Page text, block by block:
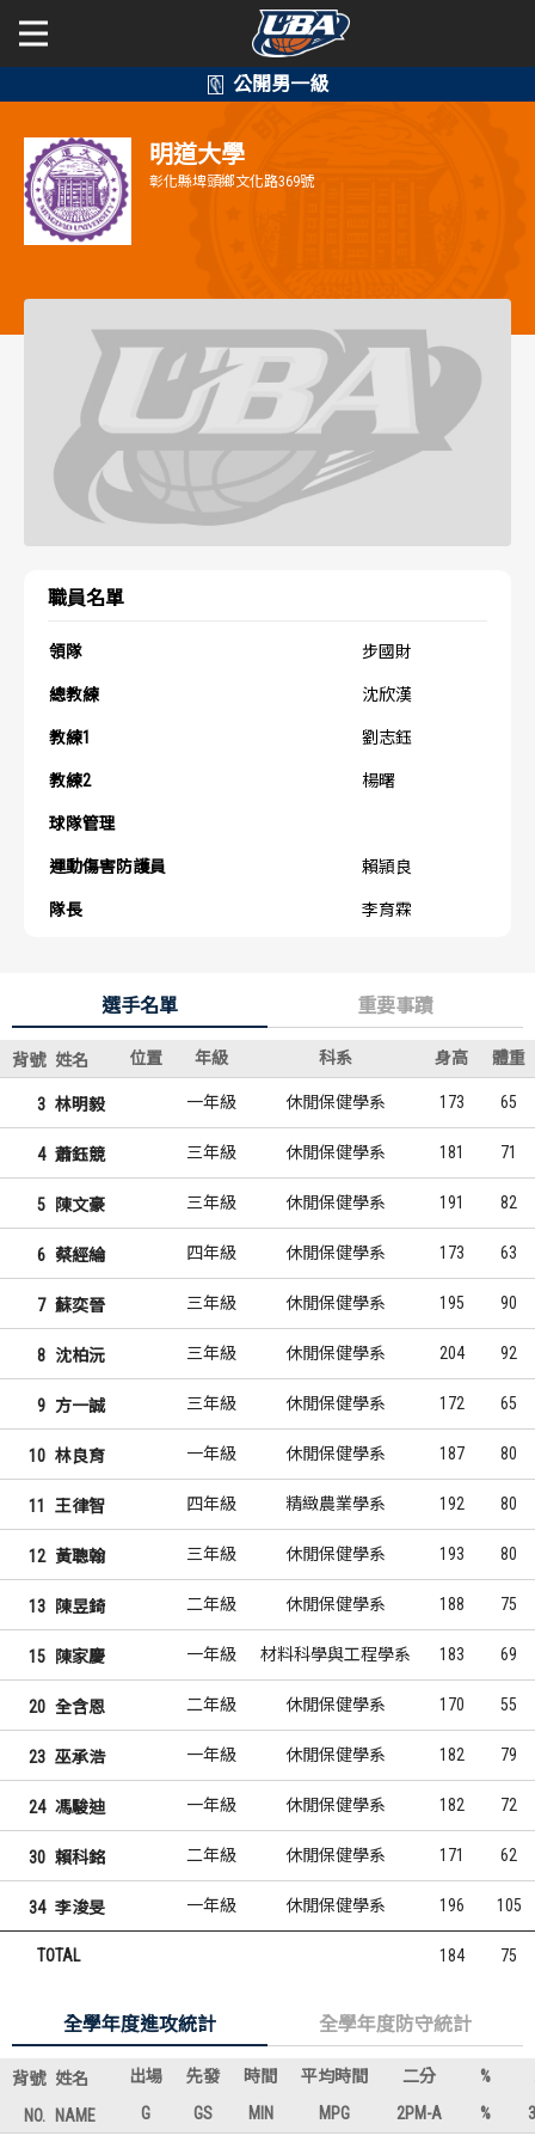
公開男一級
學年度
賽事資訊
戰績排行
球隊資訊
選手資訊
數據統計
歷史數據排行
公開女一級
學年度
賽事資訊
戰績排行
球隊資訊
選手資訊
數據統計
歷史數據排行
二級與一般組
明道大學
彰化縣埤頭鄉文化路369號
職員名單
領隊 步國財
總教練 沈欣漢
教練1 劉志鈺
教練2 楊曙
球隊管理
運動傷害防護員 賴頴良
隊長 李育霖
選手名單 重要事蹟
背號 姓名 位置 年級 科系 身高 體重
3 林明毅 一年級 休閒保健學系 173 65
4 蕭鈺競 三年級 休閒保健學系 181 71
5 陳文豪 三年級 休閒保健學系 191 82
6 蔡經綸 四年級 休閒保健學系 173 63
7 蘇奕晉 三年級 休閒保健學系 195 90
8 沈柏沅 三年級 休閒保健學系 204 92
9 方一誠 三年級 休閒保健學系 172 65
10 林良育 一年級 休閒保健學系 187 80
11 王律智 四年級 精緻農業學系 192 80
12 黃聰翰 三年級 休閒保健學系 193 80
13 陳昱錡 二年級 休閒保健學系 188 75
15 陳家慶 一年級 材料科學與工程學系 183 69
20 全含恩 二年級 休閒保健學系 170 55
23 巫承浩 一年級 休閒保健學系 182 79
24 馮駿迪 一年級 休閒保健學系 182 72
30 賴科銘 二年級 休閒保健學系 171 62
34 李浚旻 一年級 休閒保健學系 196 105
TOTAL 184 75
全學年度進攻統計 全學年度防守統計
背號 姓名 出場 先發 時間 平均時間 二分 %
NO. NAME G GS MIN MPG 2PM-A %